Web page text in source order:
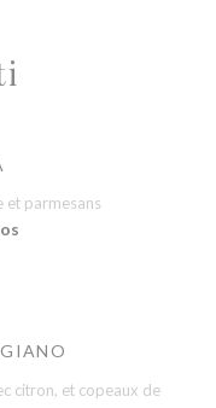
et parmesans
citron, et copeaux de